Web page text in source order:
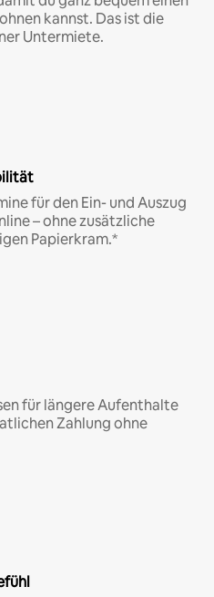
kannst. Das ist die
Untermiete.
für den Ein- und Auszug
– ohne zusätzliche
Papierkram.*
für längere Aufenthalte
Zahlung ohne